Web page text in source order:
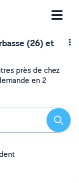
(26) et
près de chez
en 2